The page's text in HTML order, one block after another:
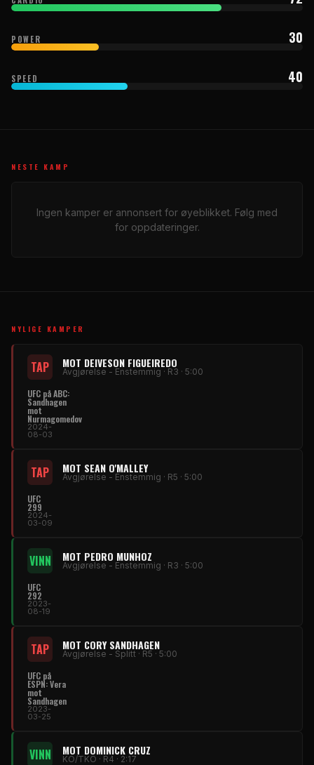
POWER 30
SPEED 40
NESTE KAMP
Ingen kamper er annonsert for øyeblikket. Følg med
for oppdateringer.
NYLIGE KAMPER
TAP MOT DEIVESON FIGUEIREDO
Avgjørelse - Enstemmig · R3 · 5:00
UFC på ABC:
Sandhagen
mot
Nurmagomedov
2024-
08-03
TAP MOT SEAN O'MALLEY
Avgjørelse - Enstemmig · R5 · 5:00
UFC
299
2024-
03-09
VINN MOT PEDRO MUNHOZ
Avgjørelse - Enstemmig · R3 · 5:00
UFC
292
2023-
08-19
TAP MOT CORY SANDHAGEN
Avgjørelse - Splitt · R5 · 5:00
UFC på
ESPN: Vera
mot
Sandhagen
2023-
03-25
VINN MOT DOMINICK CRUZ
KO/TKO · R4 · 2:17